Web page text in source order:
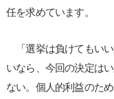
任を求めています。
「選挙は負けてもい
いなら、今回の決定は
ない。個人的利益のた